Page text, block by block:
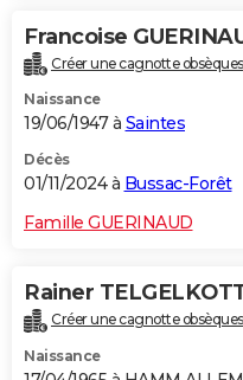
Francoise
Créer une cagnotte obsèques
Naissance
19/06/1947 à Saintes
Décès
01/11/2024 à Bussac-Forêt
Famille GUERINAUD
Rainer
Créer une cagnotte obsèques
Naissance